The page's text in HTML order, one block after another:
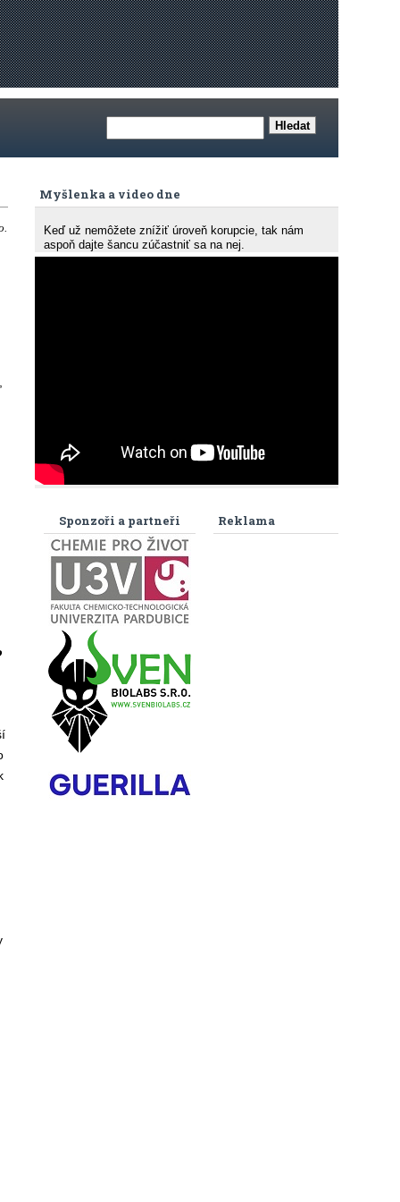
Myšlenka a video dne
Keď už nemôžete znížiť úroveň korupcie, tak nám
aspoň dajte šancu zúčastniť sa na nej.
Reklama
Sponzoři a partneři